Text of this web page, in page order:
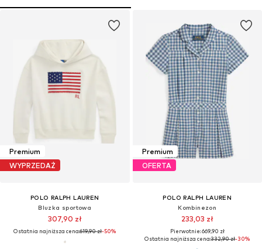
Premium
WYPRZEDAŻ
POLO RALPH LAUREN
Bluzka sportowa
307,90 zł
Ostatnia najniższa cena:619,90 zł-50%
Premium
OFERTA
POLO RALPH LAUREN
Kombinezon
233,03 zł
Pierwotnie: 669,90 zł
Ostatnia najniższa cena:332,90 zł-30%